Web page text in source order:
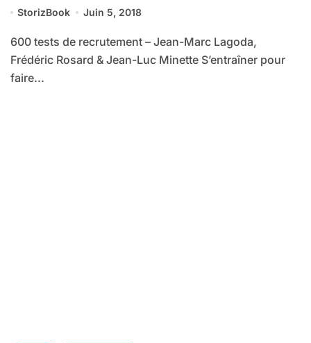
StorizBook Juin 5, 2018
600 tests de recrutement – Jean-Marc Lagoda,
Frédéric Rosard & Jean-Luc Minette S’entraîner pour
faire...